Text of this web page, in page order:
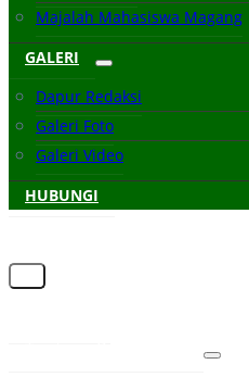
Majalah Mahasiswa Magang
GALERI
Dapur Redaksi
Galeri Foto
Galeri Video
HUBUNGI